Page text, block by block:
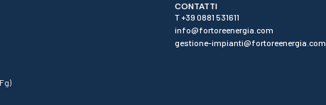
CONTATTI
T +39 0881 531611
info@fortoreenergia.com
gestione-impianti@fortoreenergia.com